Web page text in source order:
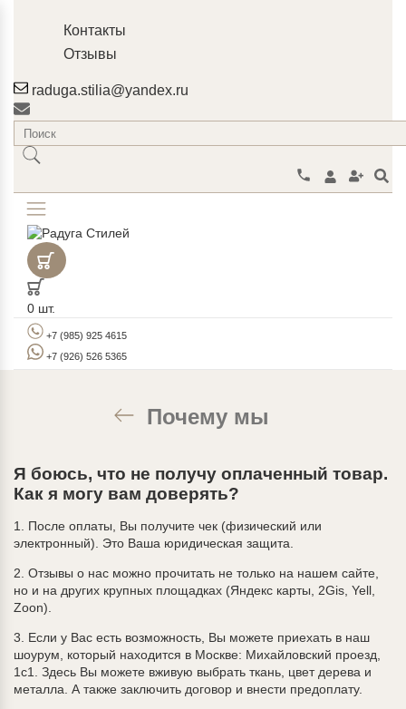
Контакты
Отзывы
raduga.stilia@yandex.ru
0 шт.
+7 (985) 925 4615
+7 (926) 526 5365
Почему мы
Я боюсь, что не получу оплаченный товар.
Как я могу вам доверять?
1. После оплаты, Вы получите чек (физический или
электронный). Это Ваша юридическая защита.
2. Отзывы о нас можно прочитать не только на нашем сайте,
но и на других крупных площадках (Яндекс карты, 2Gis, Yell,
Zoon).
3. Если у Вас есть возможность, Вы можете приехать в наш
шоурум, который находится в Москве: Михайловский проезд,
1с1. Здесь Вы можете вживую выбрать ткань, цвет дерева и
металла. А также заключить договор и внести предоплату.